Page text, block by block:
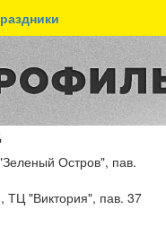
Остров", пав.
ТЦ "Виктория", пав. 37